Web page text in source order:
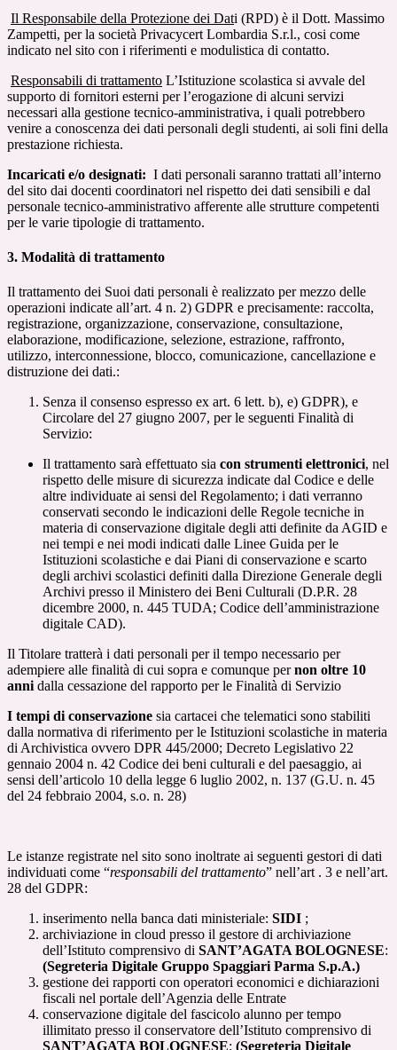
Il Responsabile della Protezione dei Dati (RPD) è il Dott. Massimo
Zampetti, per la società Privacycert Lombardia S.r.l., cosi come
indicato nel sito con i riferimenti e modulistica di contatto.
Responsabili di trattamento L’Istituzione scolastica si avvale del
supporto di fornitori esterni per l’erogazione di alcuni servizi
necessari alla gestione tecnico-amministrativa, i quali potrebbero
venire a conoscenza dei dati personali degli studenti, ai soli fini della
prestazione richiesta.
Incaricati e/o designati: I dati personali saranno trattati all’interno
del sito dai docenti coordinatori nel rispetto dei dati sensibili e dal
personale tecnico-amministrativo afferente alle strutture competenti
per le varie tipologie di trattamento.
3. Modalità di trattamento
Il trattamento dei Suoi dati personali è realizzato per mezzo delle
operazioni indicate all’art. 4 n. 2) GDPR e precisamente: raccolta,
registrazione, organizzazione, conservazione, consultazione,
elaborazione, modificazione, selezione, estrazione, raffronto,
utilizzo, interconnessione, blocco, comunicazione, cancellazione e
distruzione dei dati.:
Senza il consenso espresso ex art. 6 lett. b), e) GDPR), e
Circolare del 27 giugno 2007, per le seguenti Finalità di
Servizio:
Il trattamento sarà effettuato sia con strumenti elettronici, nel
rispetto delle misure di sicurezza indicate dal Codice e delle
altre individuate ai sensi del Regolamento; i dati verranno
conservati secondo le indicazioni delle Regole tecniche in
materia di conservazione digitale degli atti definite da AGID e
nei tempi e nei modi indicati dalle Linee Guida per le
Istituzioni scolastiche e dai Piani di conservazione e scarto
degli archivi scolastici definiti dalla Direzione Generale degli
Archivi presso il Ministero dei Beni Culturali (D.P.R. 28
dicembre 2000, n. 445 TUDA; Codice dell’amministrazione
digitale CAD).
Il Titolare tratterà i dati personali per il tempo necessario per
adempiere alle finalità di cui sopra e comunque pernon oltre 10
anni dalla cessazione del rapporto per le Finalità di Servizio
I tempi di conservazione sia cartacei che telematici sono stabiliti
dalla normativa di riferimento per le Istituzioni scolastiche in materia
di Archivistica ovvero DPR 445/2000; Decreto Legislativo 22
gennaio 2004 n. 42 Codice dei beni culturali e del paesaggio, ai
sensi dell’articolo 10 della legge 6 luglio 2002, n. 137 (G.U. n. 45
del 24 febbraio 2004, s.o. n. 28)
Le istanze registrate nel sito sono inoltrate ai seguenti gestori di dati
individuati come “responsabili del trattamento” nell’art . 3 e nell’art.
28 del GDPR:
inserimento nella banca dati ministeriale: SIDI ;
archiviazione in cloud presso il gestore di archiviazione
dell’Istituto comprensivo di SANT’AGATA BOLOGNESE:
(Segreteria Digitale Gruppo Spaggiari Parma S.p.A.)
gestione dei rapporti con operatori economici e dichiarazioni
fiscali nel portale dell’Agenzia delle Entrate
conservazione digitale del fascicolo alunno per tempo
illimitato presso il conservatore dell’Istituto comprensivo di
SANT’AGATA BOLOGNESE: (Segreteria Digitale